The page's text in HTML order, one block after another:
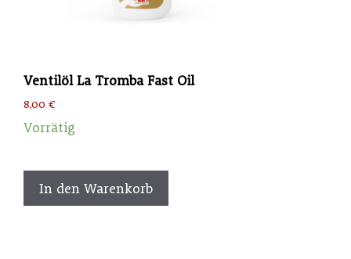
Ventilöl La Tromba Fast Oil
8,00 €
Vorrätig
In den Warenkorb